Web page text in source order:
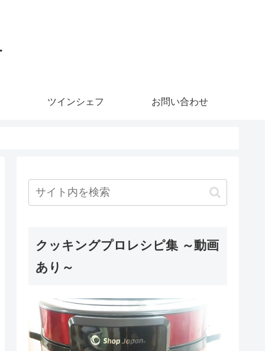
ツインシェフ お問い合わせ
クッキングプロレシピ集 ～動画
あり～